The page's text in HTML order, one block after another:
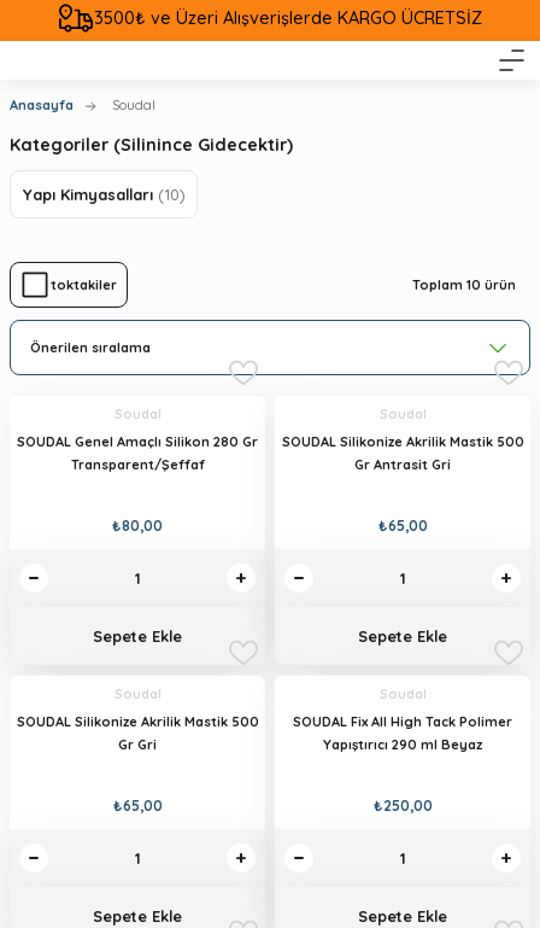
3500₺ ve Üzeri Alışverişlerde KARGO ÜCRETSİZ
Anasayfa Soudal
Kategoriler (Silinince Gidecektir)
Yapı Kimyasalları (10)
Stoktakiler Toplam 10 ürün
Soudal
SOUDAL Genel Amaçlı Silikon 280 Gr
Transparent/Şeffaf
₺80,00
Sepete Ekle
Soudal
SOUDAL Silikonize Akrilik Mastik 500
Gr Antrasit Gri
₺65,00
Sepete Ekle
Soudal
SOUDAL Silikonize Akrilik Mastik 500
Gr Gri
₺65,00
Sepete Ekle
Soudal
SOUDAL Fix All High Tack Polimer
Yapıştırıcı 290 ml Beyaz
₺250,00
Sepete Ekle